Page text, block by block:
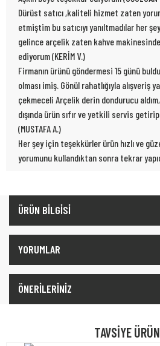
Dürüst satıcı ,kaliteli hizmet zaten
etmiştim bu satıcıyı yanıltmadılar her
gelince arçelik zaten kahve
ediyorum (KERİM V.)
Firmanın ürünü göndermesi 15 günü
olması imiş. Gönül rahatlığıyla alışveriş
çekmeceli Arçelik derin dondurucu
dışında ürün sıfır ve yetkili servis
(MUSTAFA A.)
Her şey için teşekkürler ürün hızlı ve
yorumunu kullandıktan sonra tekrar
ÜRÜN BİLGİSİ
YORUMLAR
ÖNERİLERİNİZ
TAVSİYE